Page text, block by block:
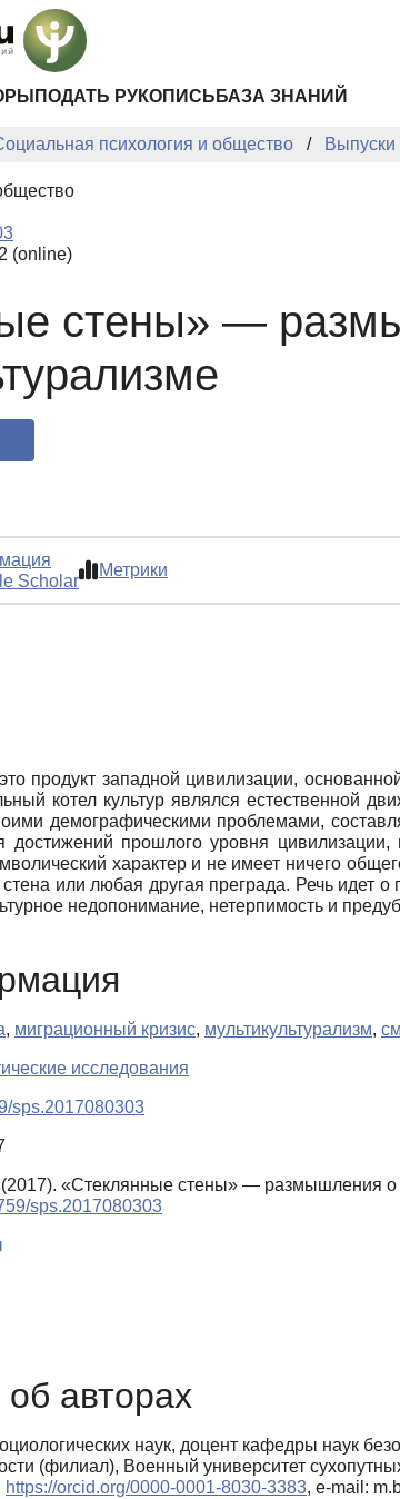
ПОДАТЬ РУКОПИСЬ БАЗА ЗНАНИЙ
психология и общество Выпуски
(online)
стены» —
Scholar
Метрики
продукт западной цивилизации,
котел культур являлся естественной
демографическими проблемами,
достижений прошлого уровня
характер и не имеет ничего
или любая другая преграда. Речь
недопонимание, нетерпимость и
, миграционный кризис, мультикультурализм,
исследования
sps.2017080303
«Стеклянные стены» — размышления о
sps.2017080303
авторах
наук, доцент кафедры наук
(филиал), Военный университет
https://orcid.org/0000-0001-8030-3383, e-mail: